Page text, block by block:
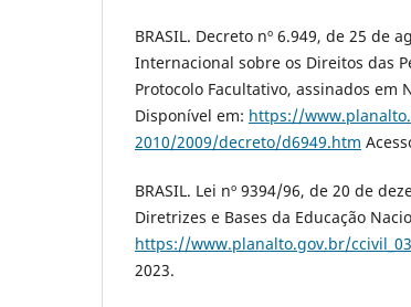
BRASIL. Decreto nº 6.949, de 25 de
Internacional sobre os Direitos das
Protocolo Facultativo, assinados em
Disponível em: https://
2010/2009/decreto/d6949.htm
BRASIL. Lei nº 9394/96, de 20 de
Diretrizes e Bases da Educação
https://www.planalto.gov.br/
2023.